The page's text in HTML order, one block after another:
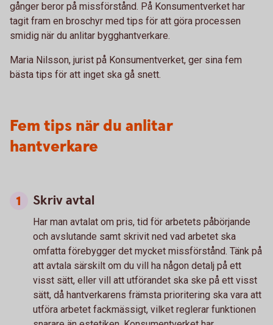
gånger beror på missförstånd. På Konsumentverket har
tagit fram en broschyr med tips för att göra processen
smidig när du anlitar bygghantverkare.
Maria Nilsson, jurist på Konsumentverket, ger sina fem
bästa tips för att inget ska gå snett.
Fem tips när du anlitar
hantverkare
Skriv avtal
Har man avtalat om pris, tid för arbetets påbörjande
och avslutande samt skrivit ned vad arbetet ska
omfatta förebygger det mycket missförstånd. Tänk på
att avtala särskilt om du vill ha någon detalj på ett
visst sätt, eller vill att utförandet ska ske på ett visst
sätt, då hantverkarens främsta prioritering ska vara att
utföra arbetet fackmässigt, vilket reglerar funktionen